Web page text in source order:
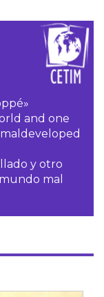
and one
y otro
mal